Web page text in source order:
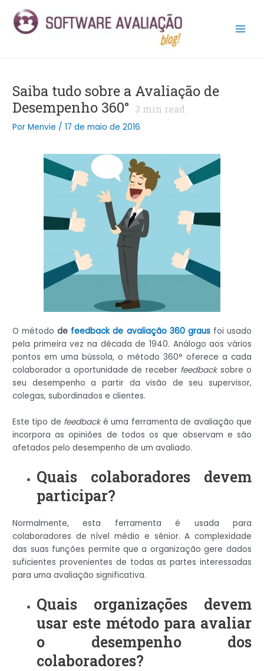
para
Saiba tudo sobre a Avaliação de
Desempenho 360° 3 min read
PorMenvie /17 de maio de 2016
O métodode feedback de avaliação 360 grausfoi usado
pela primeira vez na década de 1940. Análogo aos vários
pontos em uma bússola, o método 360° oferece a cada
colaborador a oportunidade de receber feedbacksobre o
seu desempenho a partir da visão de seu supervisor,
colegas, subordinados e clientes.
Este tipo de feedbacké uma ferramenta de avaliação que
incorpora as opiniões de todos os que observam e são
afetados pelo desempenho de um avaliado.
Quais colaboradores devem
participar?
Normalmente, esta ferramenta é usada para
colaboradores de nível médio e sênior. A complexidade
das suas funções permite que a organização gere dados
suficientes provenientes de todas as partes interessadas
para uma avaliação significativa.
Quais organizações devem
usar este método para avaliar
o desempenho dos
colaboradores?
navigation